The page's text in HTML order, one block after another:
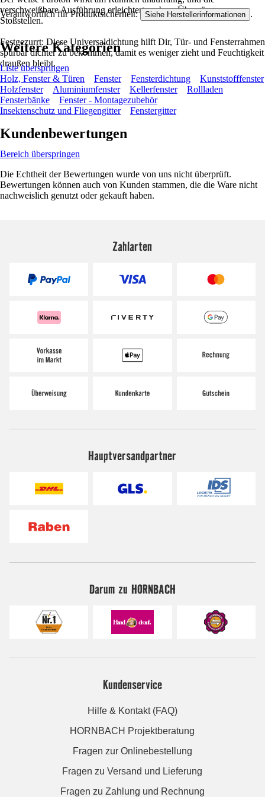
verschweißbare Ausführung erleichtert saubere Übergänge an
Stoßstellen.
Festgezurrt: Diese Universaldichtung hilft Dir, Tür- und Fensterrahmen
spürbar dichter zu bekommen, damit es weniger zieht und Feuchtigkeit
draußen bleibt.
Verantwortlich für Produktsicherheit: Siehe Herstellerinformationen .
Weitere Kategorien
Liste überspringen
Holz, Fenster & Türen
Fenster Fensterdichtung
Kunststofffenster
Holzfenster
Aluminiumfenster Kellerfenster
Rollladen
Fensterbänke
Fenster - Montagezubehör
Insektenschutz und Fliegengitter
Fenstergitter
Kundenbewertungen
Bereich überspringen
Die Echtheit der Bewertungen wurde von uns nicht überprüft.
Bewertungen können auch von Kunden stammen, die die Ware nicht
nachweislich genutzt oder gekauft haben.
Zahlarten
Hauptversandpartner
Darum zu HORNBACH
Kundenservice
Hilfe & Kontakt (FAQ)
HORNBACH Projektberatung
Fragen zur Onlinebestellung
Fragen zu Versand und Lieferung
Fragen zu Zahlung und Rechnung